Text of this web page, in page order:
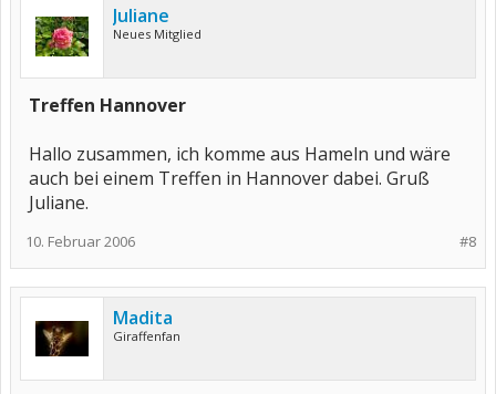
Juliane
Neues Mitglied
Treffen Hannover
Hallo zusammen, ich komme aus Hameln und wäre
auch bei einem Treffen in Hannover dabei. Gruß
Juliane.
#8
10. Februar 2006
Madita
Giraffenfan